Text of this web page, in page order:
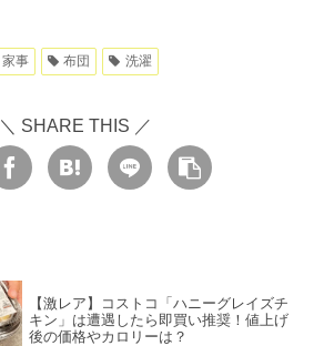
家事 布団 洗濯
＼ SHARE THIS ／
【激レア】コストコ「ハニーグレイズチ
キン」は遭遇したら即買い推奨！値上げ
後の価格やカロリーは？